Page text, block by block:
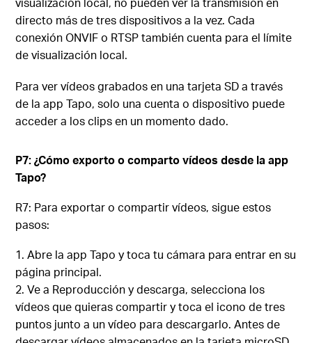
directo más de tres dispositivos a la vez. Cada
conexión ONVIF o RTSP también cuenta para el límite
de visualización local.
Para ver vídeos grabados en una tarjeta SD a través
de la app Tapo, solo una cuenta o dispositivo puede
acceder a los clips en un momento dado.
P7: ¿Cómo exporto o comparto vídeos desde la app
Tapo?
R7: Para exportar o compartir vídeos, sigue estos
pasos:
Abre la app Tapo y toca tu cámara para entrar en su
página principal.
Ve a Reproducción y descarga, selecciona los
vídeos que quieras compartir y toca el icono de tres
puntos junto a un vídeo para descargarlo. Antes de